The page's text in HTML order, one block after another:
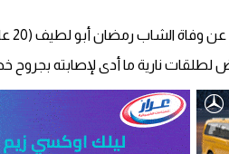
أصيب بها جراء إطلاق النار عليه خلال تواجده في سيارته في وقت سابق اليوم.
نارية ما أدى لإصابته بجروح